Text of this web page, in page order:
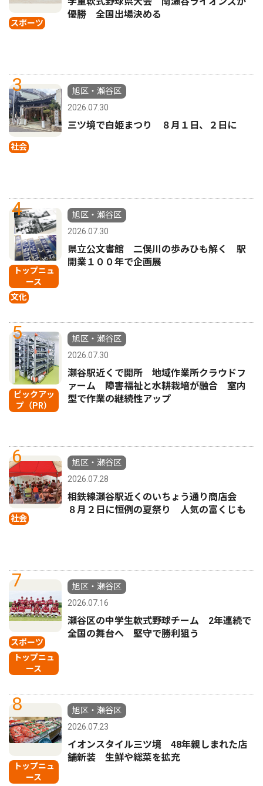
スポーツ
優勝 全国出場決める
3
社会
旭区・瀬谷区
2026.07.30
三ツ境で白姫まつり ８月１日、２日に
4
トップニュ
ース
文化
旭区・瀬谷区
2026.07.30
県立公文書館 二俣川の歩みひも解く 駅
開業１００年で企画展
5
ピックアッ
プ（PR）
旭区・瀬谷区
2026.07.30
瀬谷駅近くで開所 地域作業所クラウドフ
ァーム 障害福祉と水耕栽培が融合 室内
型で作業の継続性アップ
6
社会
旭区・瀬谷区
2026.07.28
相鉄線瀬谷駅近くのいちょう通り商店会
８月２日に恒例の夏祭り 人気の富くじも
7
スポーツ
トップニュ
ース
旭区・瀬谷区
2026.07.16
瀬谷区の中学生軟式野球チーム 2年連続で
全国の舞台へ 堅守で勝利狙う
8
トップニュ
ース
旭区・瀬谷区
2026.07.23
イオンスタイル三ツ境 48年親しまれた店
舗新装 生鮮や総菜を拡充